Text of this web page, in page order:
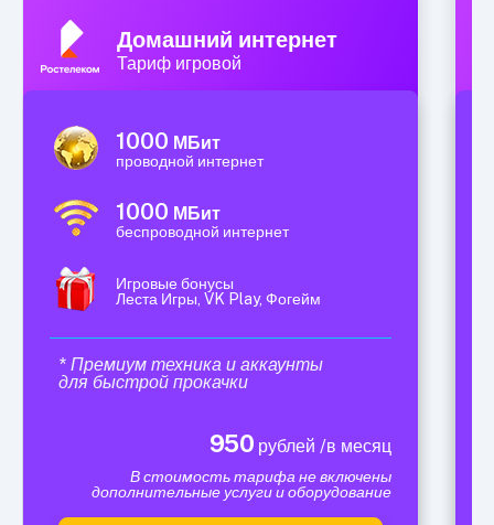
Домашний интернет
Тариф игровой
1000 МБит
проводной интернет
1000 МБит
беспроводной интернет
Игровые бонусы
Леста Игры, VK Play, Фогейм
* Премиум техника и аккаунты
для быстрой прокачки
950 рублей /в месяц
В стоимость тарифа не включены
дополнительные услуги и оборудование